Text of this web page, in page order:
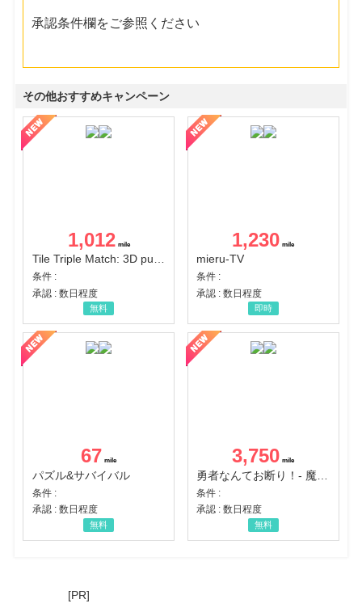
承認条件欄をご参照ください
その他おすすめキャンペーン
1,012
Tile Triple Match: 3D puzzle
条件 :
承認 : 数日程度
無料
1,230
mieru-TV
条件 :
承認 : 数日程度
即時
67
パズル&サバイバル
条件 :
承認 : 数日程度
無料
3,750
条件 :
承認 : 数日程度
無料
[PR]